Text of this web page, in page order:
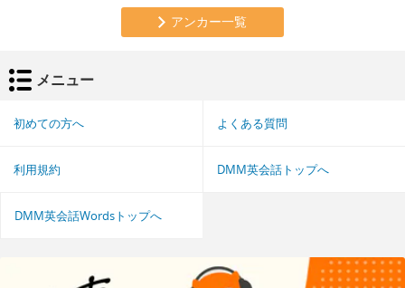
アンカー一覧
メニュー
初めての方へ よくある質問
利用規約 DMM英会話トップへ
DMM英会話Wordsトップへ